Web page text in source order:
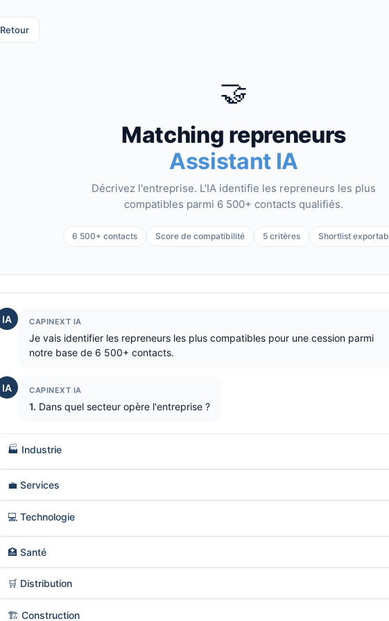
Retour
🤝
Matching repreneurs
Assistant IA
Décrivez l'entreprise. L'IA identifie les repreneurs les plus
compatibles parmi 6 500+ contacts qualifiés.
6 500+ contacts Score de compatibilité 5 critères Shortlist
IA CAPINEXT IA
Je vais identifier les repreneurs les plus compatibles pour une cession parmi
notre base de 6 500+ contacts.
IA CAPINEXT IA
1. Dans quel secteur opère l'entreprise ?
🏭 Industrie
💼 Services
💻 Technologie
🏥 Santé
🛒 Distribution
🏗️ Construction